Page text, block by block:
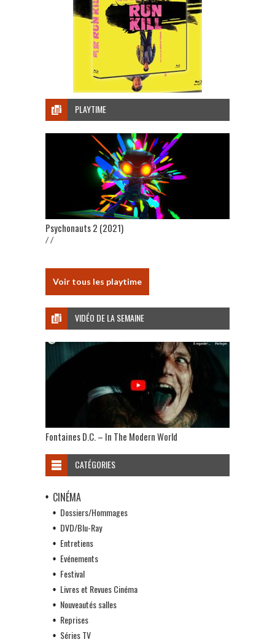
PLAYTIME
Psychonauts 2 (2021)
/ /
Voir tous les playtime
VIDÉO DE LA SEMAINE
Fontaines D.C. – In The Modern World
CATÉGORIES
CINÉMA
Dossiers/Hommages
DVD/Blu-Ray
Entretiens
Evénements
Festival
Livres et Revues Cinéma
Nouveautés salles
Reprises
Séries TV